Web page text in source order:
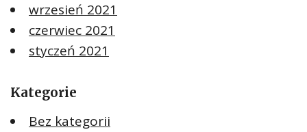
wrzesień 2021
czerwiec 2021
styczeń 2021
Kategorie
Bez kategorii